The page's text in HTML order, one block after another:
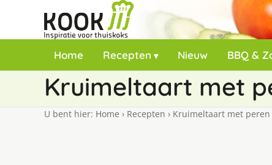
Home Recepten Nieuw BBQ &
Kruimeltaart met
U bent hier: Home › Recepten › Kruimeltaart met peren